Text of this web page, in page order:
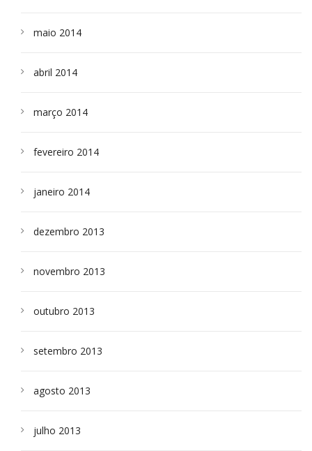
maio 2014
abril 2014
março 2014
fevereiro 2014
janeiro 2014
dezembro 2013
novembro 2013
outubro 2013
setembro 2013
agosto 2013
julho 2013